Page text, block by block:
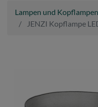
Lampen und Kopflampen
JENZI Kopflampe